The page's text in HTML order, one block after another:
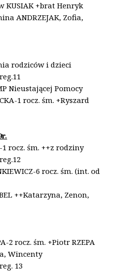
KUSIAK +brat Henryk
ANDRZEJAK, Zofia,
rodziców i dzieci
Nieustającej Pomocy
1 rocz. śm. +Ryszard
rocz. śm. ++z rodziny
6 rocz. śm. (int. od
++Katarzyna, Zenon,
2 rocz. śm. +Piotr RZEPA
Wincenty
13